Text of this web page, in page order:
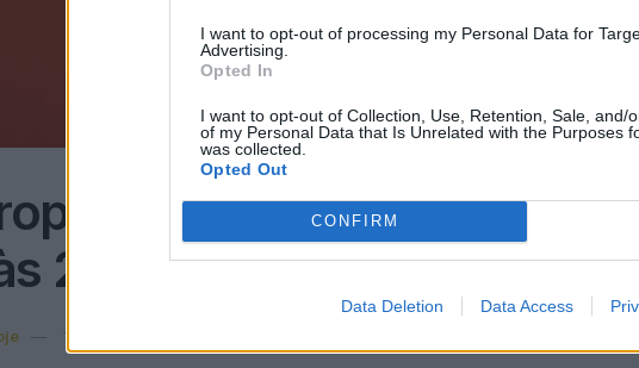
I want to opt-out of processing my Personal Data for
Advertising.
Opted In
I want to opt-out of Collection, Use, Retention, Sale, and/
of my Personal Data that Is Unrelated with the Purposes
was collected.
Opted Out
CONFIRM
Data Deletion Data Access
Hoje vão estar
21h00